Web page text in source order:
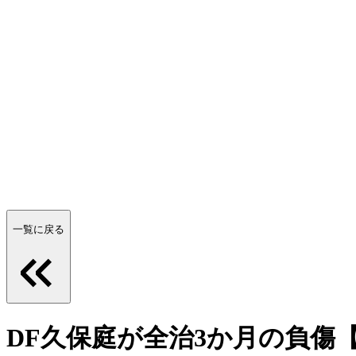
一覧に戻る
DF久保庭が全治3か月の負傷